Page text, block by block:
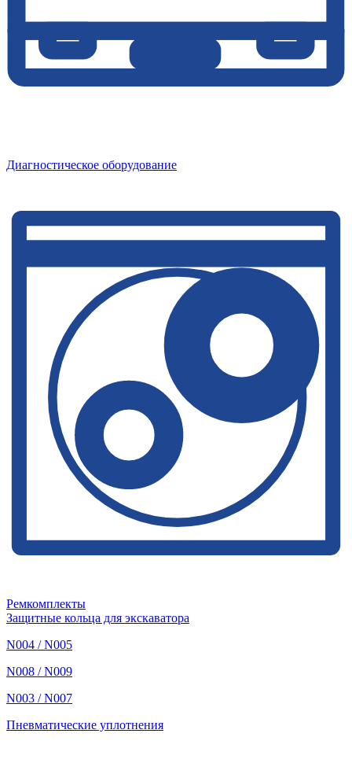
Диагностическое оборудование
Ремкомплекты
Защитные кольца для экскаватора
N004 / N005
N008 / N009
N003 / N007
Пневматические уплотнения